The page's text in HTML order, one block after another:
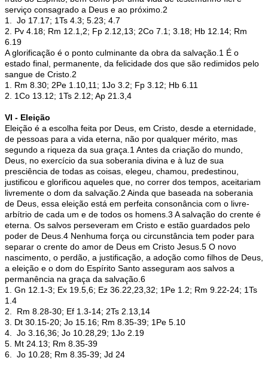
serviço consagrado a Deus e ao próximo.2
1. Jo 17.17; 1Ts 4.3; 5.23; 4.7
2. Pv 4.18; Rm 12.1,2; Fp 2.12,13; 2Co 7.1; 3.18; Hb 12.14; Rm
6.19
A glorificação é o ponto culminante da obra da salvação.1 É o
estado final, permanente, da felicidade dos que são redimidos pelo
sangue de Cristo.2
1. Rm 8.30; 2Pe 1.10,11; 1Jo 3.2; Fp 3.12; Hb 6.11
2. 1Co 13.12; 1Ts 2.12; Ap 21.3,4
VI - Eleição
Eleição é a escolha feita por Deus, em Cristo, desde a eternidade,
de pessoas para a vida eterna, não por qualquer mérito, mas
segundo a riqueza da sua graça.1 Antes da criação do mundo,
Deus, no exercício da sua soberania divina e à luz de sua
presciência de todas as coisas, elegeu, chamou, predestinou,
justificou e glorificou aqueles que, no correr dos tempos, aceitariam
livremente o dom da salvação.2 Ainda que baseada na soberania
de Deus, essa eleição está em perfeita consonância com o livre-
arbítrio de cada um e de todos os homens.3 A salvação do crente é
eterna. Os salvos perseveram em Cristo e estão guardados pelo
poder de Deus.4 Nenhuma força ou circunstância tem poder para
separar o crente do amor de Deus em Cristo Jesus.5 O novo
nascimento, o perdão, a justificação, a adoção como filhos de Deus,
a eleição e o dom do Espírito Santo asseguram aos salvos a
permanência na graça da salvação.6
1. Gn 12.1-3; Ex 19.5,6; Ez 36.22,23,32; 1Pe 1.2; Rm 9.22-24; 1Ts
1.4
2. Rm 8.28-30; Ef 1.3-14; 2Ts 2.13,14
3. Dt 30.15-20; Jo 15.16; Rm 8.35-39; 1Pe 5.10
4. Jo 3.16,36; Jo 10.28,29; 1Jo 2.19
5. Mt 24.13; Rm 8.35-39
6. Jo 10.28; Rm 8.35-39; Jd 24